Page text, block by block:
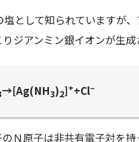
として知られていますが
ジアンミン銀イオンが生成
→[Ag(NH3)2]++Cl–
Ｎ原子は非共有電子対を